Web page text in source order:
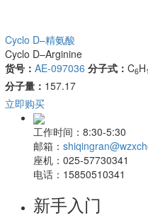
Cyclo D–精氨酸
Cyclo D–Arginine
货号： AE-097036 分子式： C6H
分子量： 157.17
立即购买
工作时间： 8:30-5:30
邮箱：
座机： 025-57730341
电话： 15850510341
新手入门